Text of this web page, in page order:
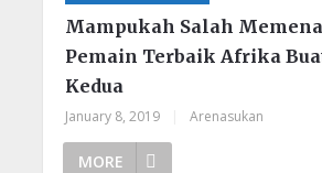
Mampukah Salah
Pemain Terbaik Afrika
Kedua
January 8, 2019 Arenasukan
MORE